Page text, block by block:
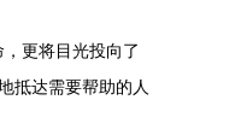
更将目光投向了
抵达需要帮助的人